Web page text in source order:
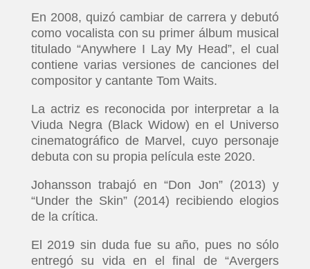
En 2008, quizó cambiar de carrera y debutó
como vocalista con su primer álbum musical
titulado “Anywhere I Lay My Head”, el cual
contiene varias versiones de canciones del
compositor y cantante Tom Waits.
La actriz es reconocida por interpretar a la
Viuda Negra (Black Widow) en el Universo
cinematográfico de Marvel, cuyo personaje
debuta con su propia película este 2020.
Johansson trabajó en “Don Jon” (2013) y
“Under the Skin” (2014) recibiendo elogios
de la crítica.
El 2019 sin duda fue su año, pues no sólo
entregó su vida en el final de “Avergers